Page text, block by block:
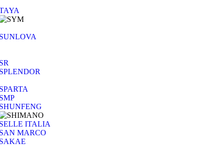
ITALIA
MARCO